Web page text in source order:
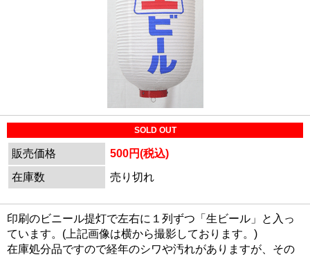
SOLD OUT
販売価格
500円(税込)
在庫数
売り切れ
印刷のビニール提灯で左右に１列ずつ「生ビール」と入っ
ています。(上記画像は横から撮影しております。)
在庫処分品ですので経年のシワや汚れがありますが、その